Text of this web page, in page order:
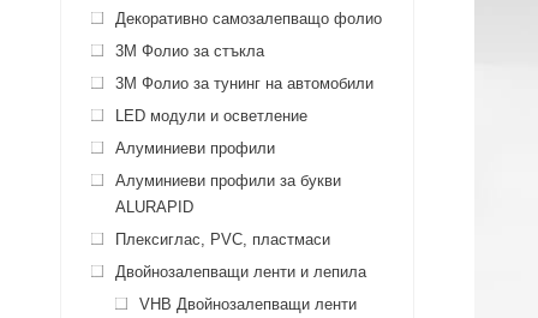
Декоративно самозалепващо фолио
3M Фолио за стъкла
3M Фолио за тунинг на автомобили
LED модули и осветление
Алуминиеви профили
Алуминиеви профили за букви
ALURAPID
Плексиглас, PVC, пластмаси
Двойнозалепващи ленти и лепила
VHB Двойнозалепващи ленти